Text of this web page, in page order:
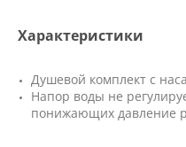
Характеристики
Душевой комплект с
Напор воды не
понижающих давление